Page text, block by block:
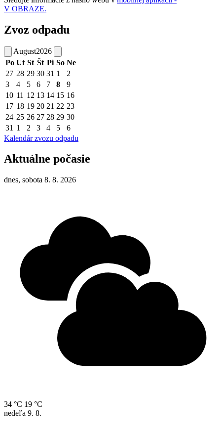
V OBRAZE.
Zvoz odpadu
August2026
Po Ut St Št Pi So Ne
27 28 29 30 31 1
2
3
4 5 6 7 8
9
10 11 12 13 14 15 16
17 18 19 20 21 22 23
24 25 26 27 28 29 30
31 1 2 3 4 5
6
Kalendár zvozu odpadu
Aktuálne počasie
dnes, sobota 8. 8. 2026
34 °C 19 °C
nedeľa 9. 8.